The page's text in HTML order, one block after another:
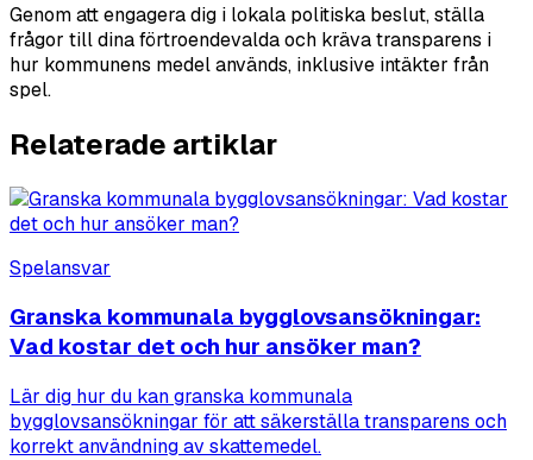
Genom att engagera dig i lokala politiska beslut, ställa
frågor till dina förtroendevalda och kräva transparens i
hur kommunens medel används, inklusive intäkter från
spel.
Relaterade artiklar
Spelansvar
Granska kommunala bygglovsansökningar:
Vad kostar det och hur ansöker man?
Lär dig hur du kan granska kommunala
bygglovsansökningar för att säkerställa transparens och
korrekt användning av skattemedel.